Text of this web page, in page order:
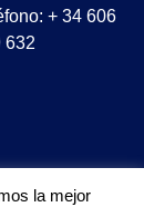
+ 34 606
632
la mejor